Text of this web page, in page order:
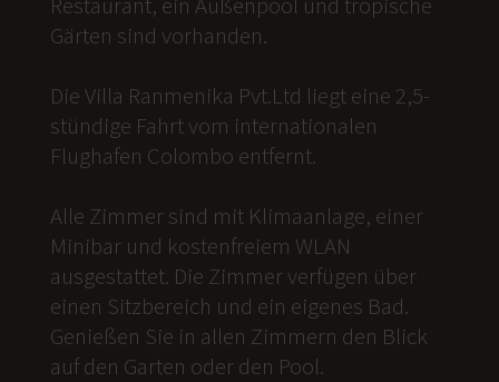
Gärten sind vorhanden.
Die Villa Ranmenika Pvt.Ltd liegt eine 2,5-
stündige Fahrt vom internationalen
Flughafen Colombo entfernt.
Alle Zimmer sind mit Klimaanlage, einer
Minibar und kostenfreiem WLAN
ausgestattet. Die Zimmer verfügen über
einen Sitzbereich und ein eigenes Bad.
Genießen Sie in allen Zimmern den Blick
auf den Garten oder den Pool.